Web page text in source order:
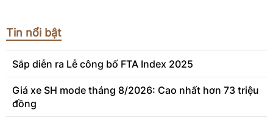
Tin nổi bật
Sắp diễn ra Lễ công bố FTA Index 2025
Giá xe SH mode tháng 8/2026: Cao nhất hơn 73 triệu
đồng